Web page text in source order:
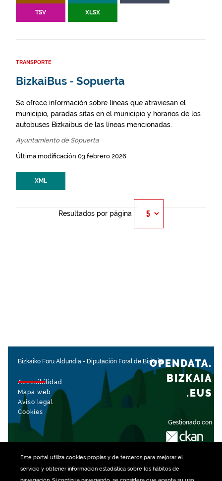
Este portal utiliza cookiespropias y de terceros para mejorar el
servicio y obtener información estadística sobre los hábitos de
TSV XLSX
TRANSPORTE
BizkaiBus - Sopuerta
Se ofrece información sobre líneas que atraviesan el
municipio, paradas sitas en el municipio y horarios de los
autobuses Bizkaibus de las líneas mencionadas.
Ayuntamiento de Sopuerta
Última modificación 03 febrero 2026
XML
Resultados por página
Bizkaiko Foru Aldundia - Diputación Foral de Bizkaia
Accesibilidad
Mapa web
Aviso legal
Cookies
Gestionado con
OPENDATA.
BIZKAIA
.EUS